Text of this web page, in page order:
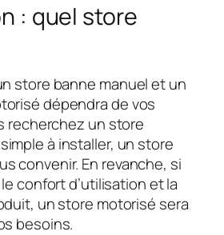
: quel store
store banne manuel et un
dépendra de vos
recherchez un store
à installer, un store
convenir. En revanche, si
confort d’utilisation et la
un store motorisé sera
besoins.